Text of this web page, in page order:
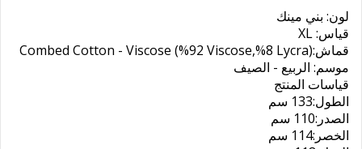
لون: بني مينك
XL :قياس
Combed Cotton - Viscose (%92 Viscose,%8 Lycra):قماش
موسم: الربيع - الصيف
قياسات المنتج
الطول:133 سم
الصدر:110 سم
الخصر:114 سم